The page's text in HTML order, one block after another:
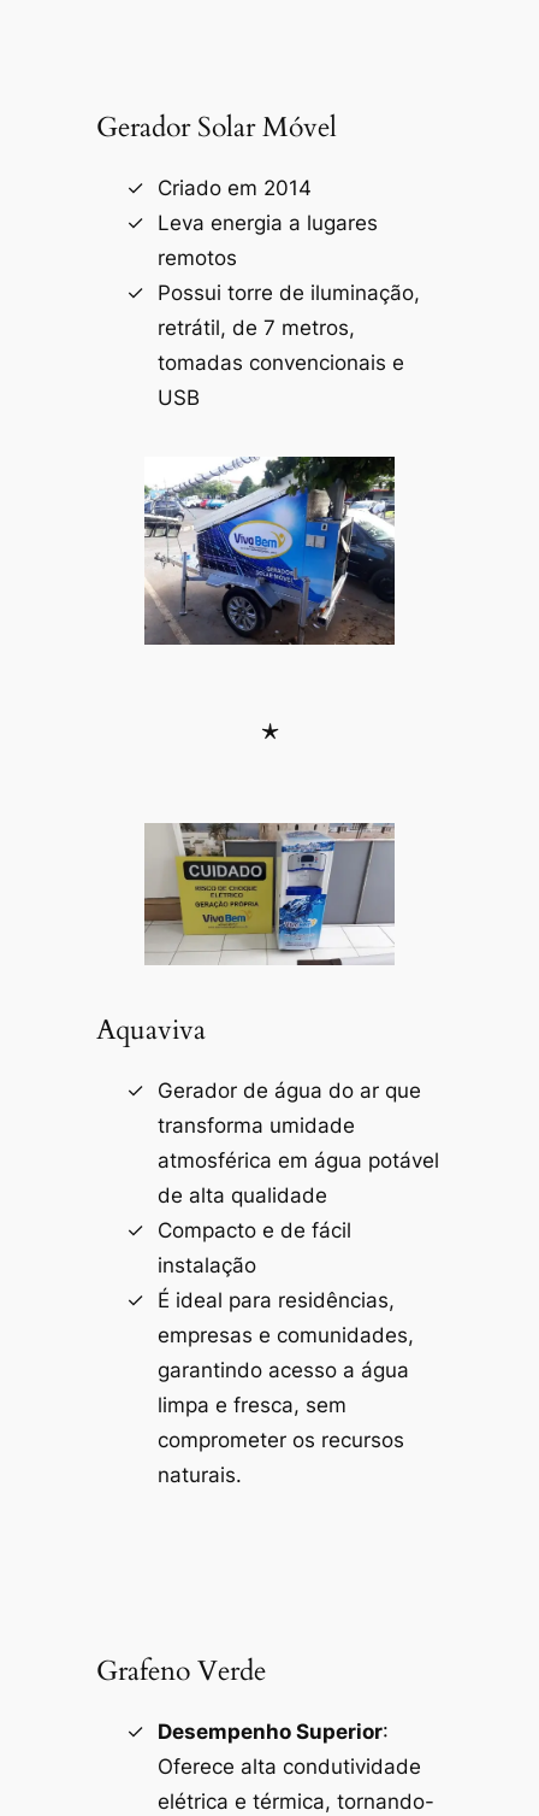
Gerador Solar Móvel
Criado em 2014
Leva energia a lugares
remotos
Possui torre de iluminação,
retrátil, de 7 metros,
tomadas convencionais e
USB
*
Aquaviva
Gerador de água do ar que
transforma umidade
atmosférica em água potável
de alta qualidade
Compacto e de fácil
instalação
É ideal para residências,
empresas e comunidades,
garantindo acesso a água
limpa e fresca, sem
comprometer os recursos
naturais.
Grafeno Verde
Desempenho Superior:
Oferece alta condutividade
elétrica e térmica, tornando-